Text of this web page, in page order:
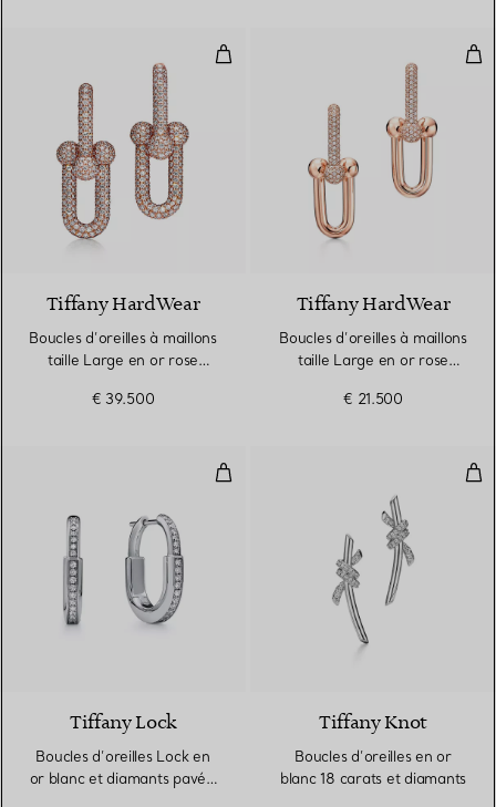
Boucles d’oreilles à maillons
3 Matériaux
Tiffany HardWear
Boucles d’oreilles à maillons
taille Large en or rose
diamants
€ 39.500
Tiffany HardWear
Boucles d’oreilles à maillons
taille Large en or rose
diamants
€ 21.500
Boucles d’oreilles Lock en or
Tiffany Lock
Boucles d’oreilles Lock en
or blanc et diamants pavés,
Tiffany Knot
Boucles d’oreilles en or
blanc 18 carats et diamants